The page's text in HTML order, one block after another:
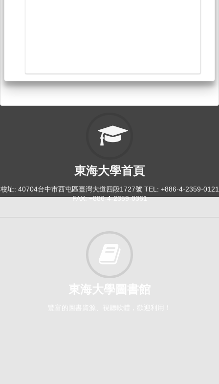
東海大學首頁
校址: 40704台中市西屯區臺灣大道四段1727號 TEL: +886-4-2359-0121
FAX: +886-4-2359-0361
東海大學圖書館
豐富的圖書資源、視聽軟體，歡迎利用！